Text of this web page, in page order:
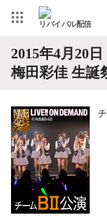
リバイバル配信
2015年4月20
梅田彩佳 生誕